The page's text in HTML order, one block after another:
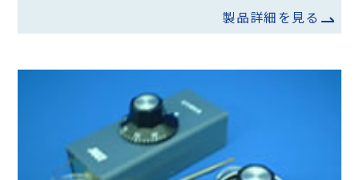
製品詳細を見る